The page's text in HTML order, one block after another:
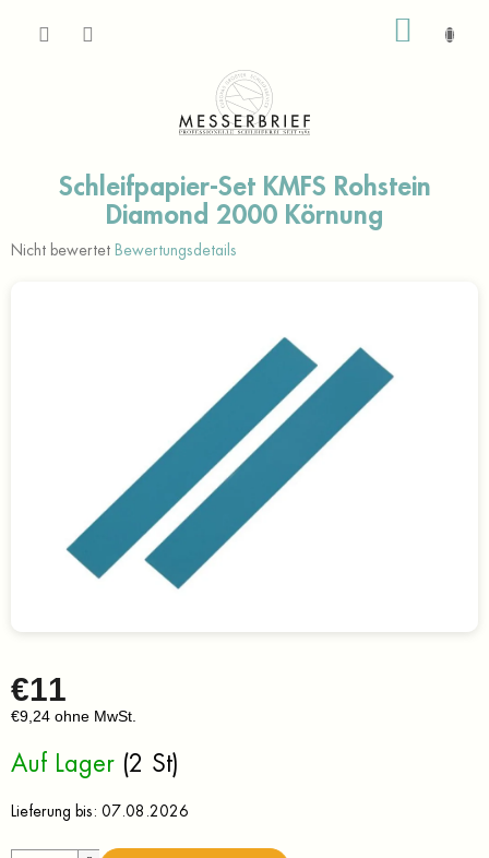
Schleifpapier-Set KMFS Rohstein
Diamond 2000 Körnung
Die
Nicht bewertet Bewertungsdetails
€11
€9,24 ohne MwSt.
Auf Lager (2 St)
Lieferung bis: 07.08.2026